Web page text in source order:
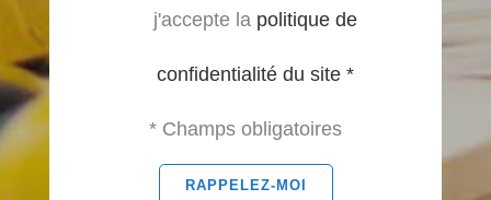
j'accepte la politique de
confidentialité du site *
* Champs obligatoires